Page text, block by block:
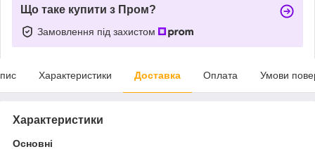
Що таке купити з Пром?
Замовлення під захистом
Характеристики Доставка Оплата Умови
Характеристики
Основні